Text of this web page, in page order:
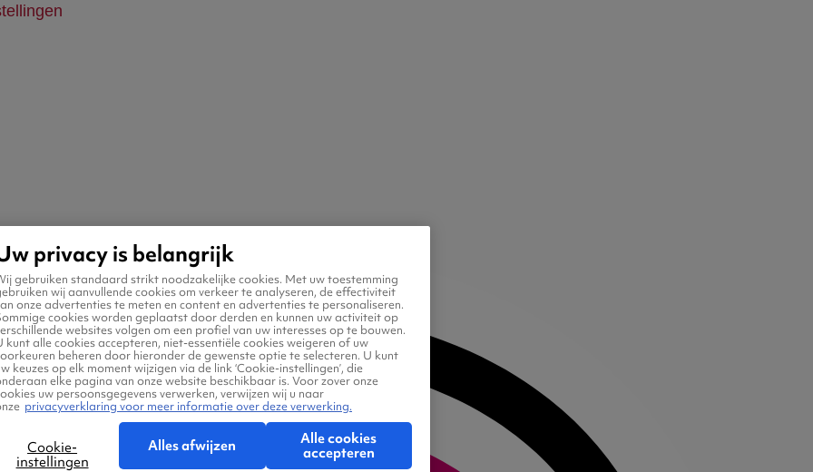
privacy is belangrijk
gebruiken standaard strikt noodzakelijke cookies. Met uw toestemming
wij aanvullende cookies om verkeer te analyseren, de effectiviteit
onze advertenties te meten en content en advertenties te personaliseren.
cookies worden geplaatst door derden en kunnen uw activiteit op
websites volgen om een profiel van uw interesses op te bouwen.
kunt alle cookies accepteren, niet-essentiële cookies weigeren of uw
beheren door hieronder de gewenste optie te selecteren. U kunt
keuzes op elk moment wijzigen via de link ‘Cookie-instellingen’, die
elke pagina van onze website beschikbaar is. Voor zover onze
uw persoonsgegevens verwerken, verwijzen wij u naar
privacyverklaring voor meer informatie over deze verwerking.
Cookie-
instellingen
Alles afwijzen
Alle cookies
accepteren